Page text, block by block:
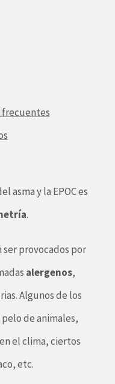
frecuentes
asma y la EPOC es
.
ser provocados por
alergenos,
Algunos de los
de animales,
el clima, ciertos
etc.